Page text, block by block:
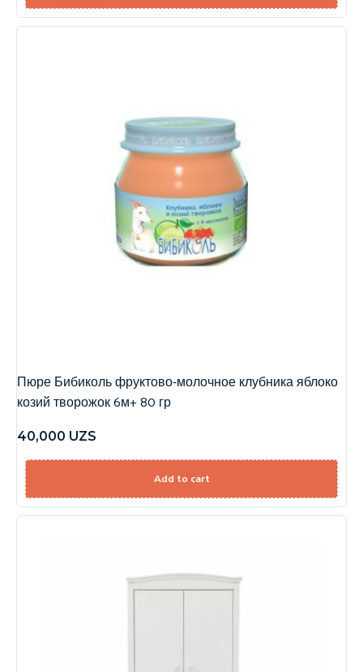
Пюре Бибиколь фруктово-молочное клубника яблоко
козий творожок 6м+ 80 гр
40,000 UZS
Add to cart